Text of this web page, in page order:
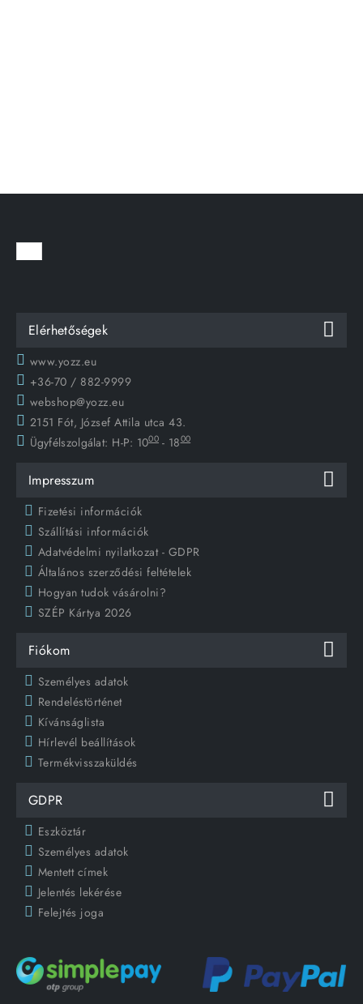
Elérhetőségek
www.yozz.eu
+36-70 / 882-9999
webshop@yozz.eu
2151 Fót, József Attila utca 43.
Ügyfélszolgálat: H-P: 1000 - 1800
Impresszum
Fizetési információk
Szállítási információk
Adatvédelmi nyilatkozat - GDPR
Általános szerződési feltételek
Hogyan tudok vásárolni?
SZÉP Kártya 2026
Fiókom
Személyes adatok
Rendeléstörténet
Kívánságlista
Hírlevél beállítások
Termékvisszaküldés
GDPR
Eszköztár
Személyes adatok
Mentett címek
Jelentés lekérése
Felejtés joga